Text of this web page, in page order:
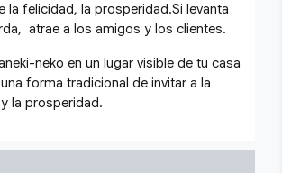
la felicidad, la prosperidad.Si levanta
atrae a los amigos y los clientes.
neko en un lugar visible de tu casa
forma tradicional de invitar a la
la prosperidad.